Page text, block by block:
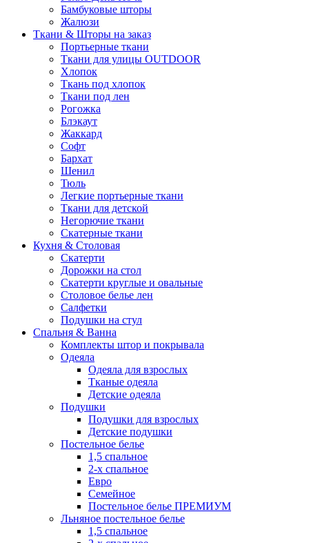
Бамбуковые шторы
Жалюзи
Ткани & Шторы на заказ
Портьерные ткани
Ткани для улицы OUTDOOR
Хлопок
Ткань под хлопок
Ткани под лен
Рогожка
Блэкаут
Жаккард
Софт
Бархат
Шенил
Тюль
Легкие портьерные ткани
Ткани для детской
Негорючие ткани
Скатерные ткани
Кухня & Столовая
Скатерти
Дорожки на стол
Скатерти круглые и овальные
Столовое белье лен
Салфетки
Подушки на стул
Спальня & Ванна
Комплекты штор и покрывала
Одеяла
Одеяла для взрослых
Тканые одеяла
Детские одеяла
Подушки
Подушки для взрослых
Детские подушки
Постельное белье
1,5 спальное
2-х спальное
Евро
Семейное
Постельное белье ПРЕМИУМ
Льняное постельное белье
1,5 спальное